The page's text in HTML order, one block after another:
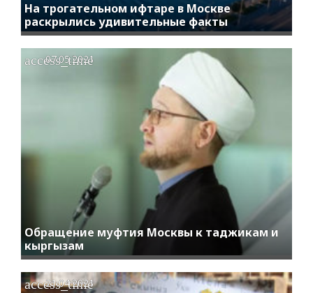
На трогательном ифтаре в Москве
раскрылись удивительные факты
Обращение муфтия Москвы к таджикам и
кыргызам
access_time
07.05.2021
access_time
21.04.2021